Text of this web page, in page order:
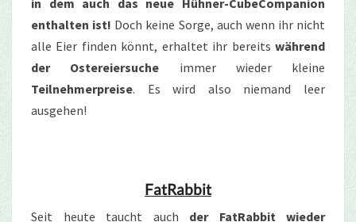
in dem auch das neue Hühner-CubeCompanion
enthalten ist! Doch keine Sorge, auch wenn ihr nicht
alle Eier finden könnt, erhaltet ihr bereits während
der Ostereiersuche immer wieder kleine
Teilnehmerpreise. Es wird also niemand leer
ausgehen!
FatRabbit
Seit heute taucht auch der FatRabbit wieder